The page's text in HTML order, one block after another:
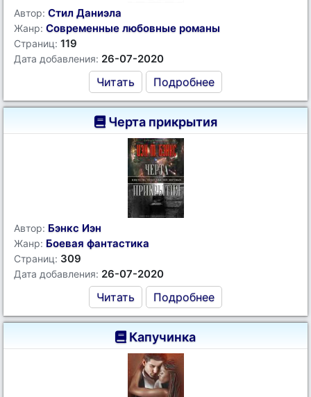
Автор: Стил Даниэла
Жанр: Современные любовные романы
Страниц: 119
Дата добавления: 26-07-2020
Читать Подробнее
Черта прикрытия
Автор: Бэнкс Иэн
Жанр: Боевая фантастика
Страниц: 309
Дата добавления: 26-07-2020
Читать Подробнее
Капучинка